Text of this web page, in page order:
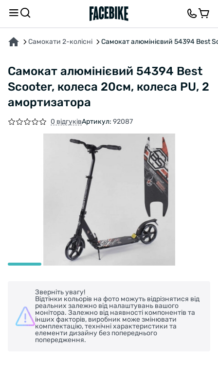
Самокати 2-колісні Самокат алюмінієвий 54394 Best
Самокат алюмінієвий 54394 Best
Scooter, колеса 20см, колеса PU, 2
амортизатора
0 відгуківАртикул: 92087
Зверніть увагу!
Відтінки кольорів на фото можуть відрізнятися від
реальних залежно від налаштувань вашого
монітора. Залежно від наявності компонентів та
інших факторів, виробник може змінювати
комплектацію, технічні характеристики та
елементи дизайну без попереднього
попередження.
ПРО ТОВАР ХАРАКТЕРИСТИКИВІДГУКИ ТА ЗАПИТАННЯ